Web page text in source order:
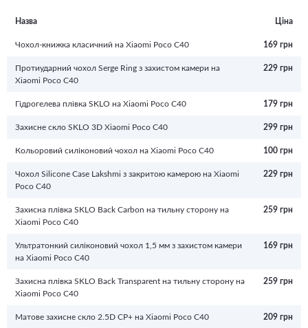
Назва Ціна
Чохол-книжка класичний на Xiaomi Poco C40 169 грн
Протиударний чохол Serge Ring з захистом камери на
Xiaomi Poco C40
229 грн
Гідрогелева плівка SKLO на Xiaomi Poco C40 179 грн
Захисне скло SKLO 3D Xiaomi Poco C40 299 грн
Кольоровий силіконовий чохол на Xiaomi Poco C40 100 грн
Чохол Silicone Case Lakshmi з закритою камерою на Xiaomi
Poco C40
229 грн
Захисна плівка SKLO Back Carbon на тильну сторону на
Xiaomi Poco C40
259 грн
Ультратонкий силіконовий чохол 1,5 мм з захистом камери
на Xiaomi Poco C40
169 грн
Захисна плівка SKLO Back Transparent на тильну сторону на
Xiaomi Poco C40
259 грн
Матове захисне скло 2.5D CP+ на Xiaomi Poco C40 209 грн